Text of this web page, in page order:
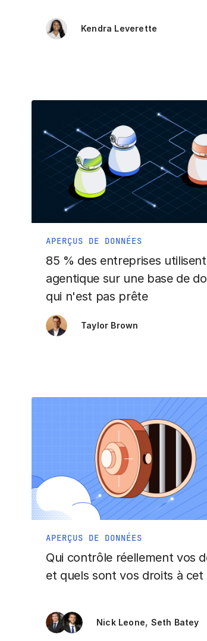
Kendra Leverette
APERÇUS DE DONNÉES
85 % des entreprises
agentique sur une base de
qui n'est pas prête
Taylor Brown
APERÇUS DE DONNÉES
Qui contrôle réellement vos
et quels sont vos droits à cet
Nick Leone, Seth Batey